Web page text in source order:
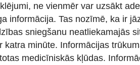
ne vienmēr var uzsākt
informācija. Tas nozīmē, ka ir
sniegšanu neatliekamajās
katra minūte. Informācijas
medicīniskās kļūdas.